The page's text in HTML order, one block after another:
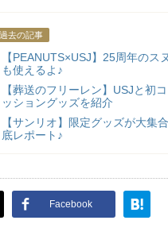
也
過去の記事
【PEANUTS×USJ】25周年の
も使えるよ♪
【葬送のフリーレン】USJと初
ッショングッズを紹介
【サンリオ】限定グッズが大集
底レポート♪
Facebook